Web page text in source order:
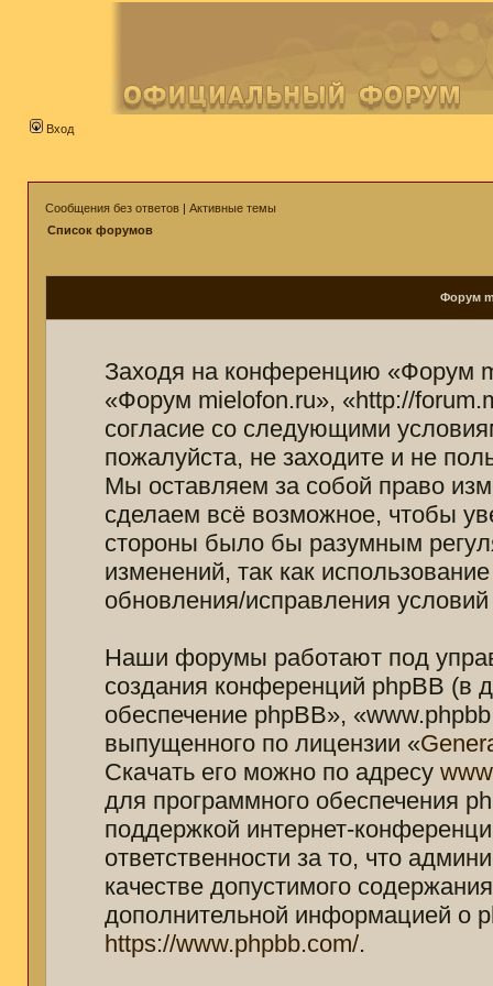
Вход
Сообщения без ответов | Активные темы
Список форумов
Форум
Заходя на конференцию «Форум
«Форум mielofon.ru», «http://
согласие со следующими
пожалуйста, не заходите и не
Мы оставляем за собой право
сделаем всё возможное, чтобы
стороны было бы разумным
изменений, так как
обновления/исправления
Наши форумы работают под
создания конференций phpBB (в
обеспечение phpBB»,
выпущенного по лицензии «
Скачать его можно по адресу
для программного обеспечения
поддержкой интернет-
ответственности за то, что
качестве допустимого
дополнительной информацией о
https://www.phpbb.com/.